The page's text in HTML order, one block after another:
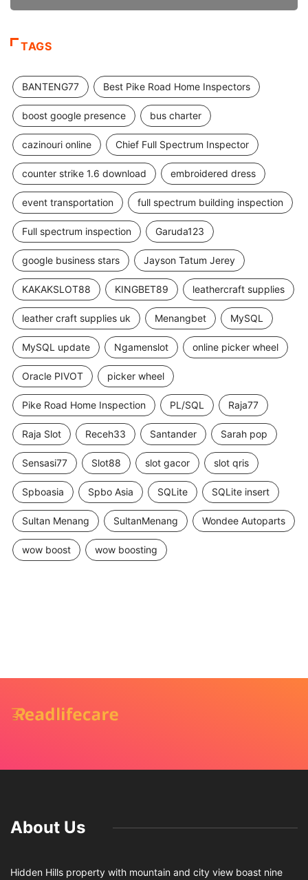
TAGS
BANTENG77 Best Pike Road Home Inspectors
boost google presence bus charter
cazinouri online Chief Full Spectrum Inspector
counter strike 1.6 download embroidered dress
event transportation full spectrum building inspection
Full spectrum inspection Garuda123
google business stars Jayson Tatum Jerey
KAKAKSLOT88 KINGBET89 leathercraft supplies
leather craft supplies uk Menangbet MySQL
MySQL update Ngamenslot online picker wheel
Oracle PIVOT picker wheel
Pike Road Home Inspection PL/SQL Raja77
Raja Slot Receh33 Santander Sarah pop
Sensasi77 Slot88 slot gacor slot qris
Spboasia Spbo Asia SQLite SQLite insert
Sultan Menang SultanMenang Wondee Autoparts
wow boost wow boosting
About Us
Hidden Hills property with mountain and city view boast nine